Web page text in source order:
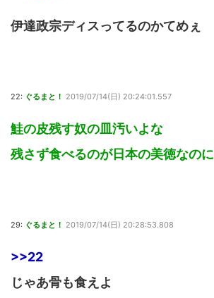
伊達政宗ディスってるのかてめぇ
22: ぐるまと！ 2019/07/14(日) 20:24:01.557
鮭の皮残す奴の皿汚いよな
残さず食べるのが日本の美徳なのに
29: ぐるまと！ 2019/07/14(日) 20:28:53.808
>>22
じゃあ骨も食えよ